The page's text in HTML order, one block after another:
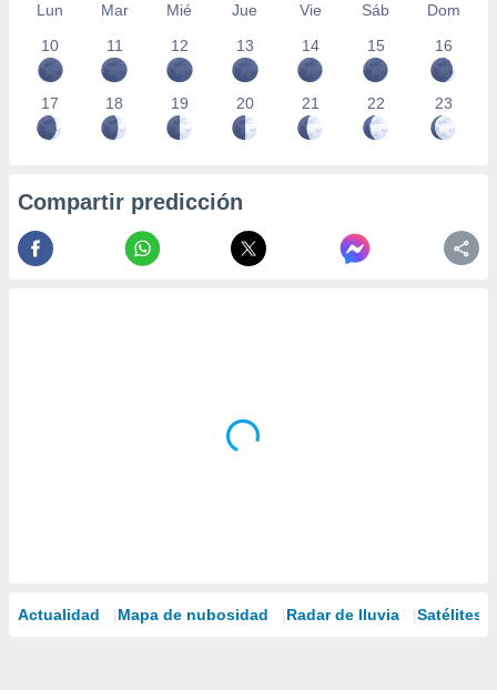
Lun Mar Mié Jue Vie Sáb
Dom
10
11 12 13 14 15 16
17 18 19 20 21 22 23
Compartir predicción
Actualidad Mapa de nubosidad Radar de lluvia Satélites